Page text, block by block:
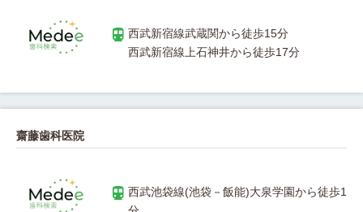
齋藤歯科医院
西武池袋線(池袋－飯能)大泉学園から徒歩1